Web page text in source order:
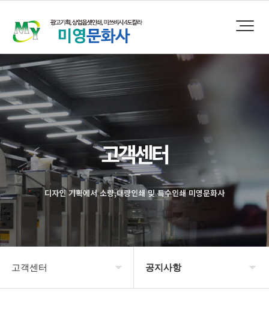
고객센터
디자인 기획에서 소량,대량인쇄 및 특수인쇄 미영문화사
고객센터 공지사항